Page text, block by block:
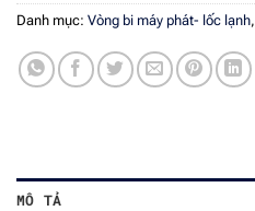
Danh mục: Vòng bi máy phát- lốc lạnh,
MÔ TẢ